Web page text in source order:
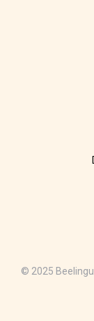
© 2025